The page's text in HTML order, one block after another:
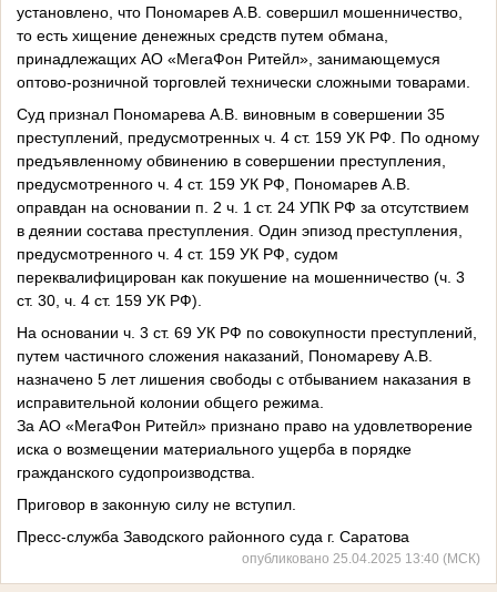
установлено, что Пономарев А.В. совершил мошенничество,
то есть хищение денежных средств путем обмана,
принадлежащих АО «МегаФон Ритейл», занимающемуся
оптово-розничной торговлей технически сложными товарами.
Суд признал Пономарева А.В. виновным в совершении 35
преступлений, предусмотренных ч. 4 ст. 159 УК РФ. По одному
предъявленному обвинению в совершении преступления,
предусмотренного ч. 4 ст. 159 УК РФ, Пономарев А.В.
оправдан на основании п. 2 ч. 1 ст. 24 УПК РФ за отсутствием
в деянии состава преступления. Один эпизод преступления,
предусмотренного ч. 4 ст. 159 УК РФ, судом
переквалифицирован как покушение на мошенничество (ч. 3
ст. 30, ч. 4 ст. 159 УК РФ).
На основании ч. 3 ст. 69 УК РФ по совокупности преступлений,
путем частичного сложения наказаний, Пономареву А.В.
назначено 5 лет лишения свободы с отбыванием наказания в
исправительной колонии общего режима.
За АО «МегаФон Ритейл» признано право на удовлетворение
иска о возмещении материального ущерба в порядке
гражданского судопроизводства.
Приговор в законную силу не вступил.
Пресс-служба Заводского районного суда г. Саратова
опубликовано 25.04.2025 13:40 (МСК)